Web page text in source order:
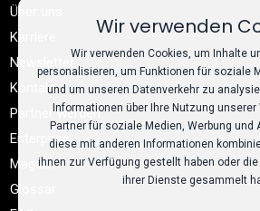
Über uns
Karriere
Newsletter
Kontakt
Partner werden
Enterprise
Magazin
Glossar
Wir verwenden
Wir verwenden Cookies, um Inhalte
personalisieren, um Funktionen für soziale
und um unseren Datenverkehr zu
Informationen über Ihre Nutzung
Partner für soziale Medien, Werbung und
diese mit anderen Informationen
ihnen zur Verfügung gestellt haben oder
ihrer Dienste gesammelt